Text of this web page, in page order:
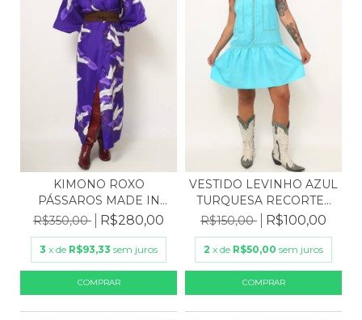
KIMONO ROXO
PÁSSAROS MADE IN
JAPÃO
R$350,00 R$280,00
3 x de R$93,33 sem juros
VESTIDO LEVINHO AZUL
TURQUESA RECORTES
R...
R$150,00 R$100,00
2 x de R$50,00 sem juros